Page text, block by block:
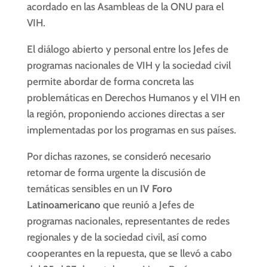
acordado en las Asambleas de la ONU para el
VIH.
El diálogo abierto y personal entre los Jefes de
programas nacionales de VIH y la sociedad civil
permite abordar de forma concreta las
problemáticas en Derechos Humanos y el VIH en
la región, proponiendo acciones directas a ser
implementadas por los programas en sus países.
Por dichas razones, se consideró necesario
retomar de forma urgente la discusión de
temáticas sensibles en un IV Foro
Latinoamericano que reunió a Jefes de
programas nacionales, representantes de redes
regionales y de la sociedad civil, así como
cooperantes en la repuesta, que se llevó a cabo